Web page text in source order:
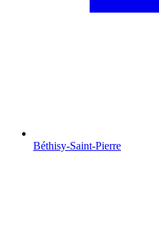
Béthisy-Saint-Pierre